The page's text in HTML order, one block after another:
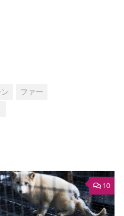
ファー
10